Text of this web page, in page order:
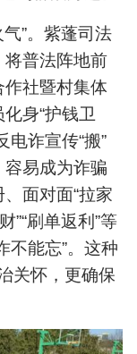
”。紫蓬司法
将普法阵地前
社暨村集体
身“护钱卫
电诈宣传“搬”
易成为诈骗
面对面“拉家
”“刷单返利”等
不能忘”。这种
关怀，更确保